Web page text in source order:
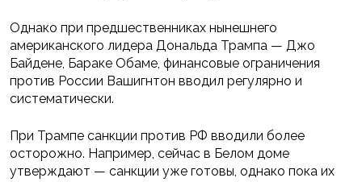
Однако при предшественниках нынешнего
американского лидера Дональда Трампа — Джо
Байдене, Бараке Обаме, финансовые ограничения
против России Вашигнтон вводил регулярно и
систематически.
При Трампе санкции против РФ вводили более
осторожно. Например, сейчас в Белом доме
утверждают — санкции уже готовы, однако пока их